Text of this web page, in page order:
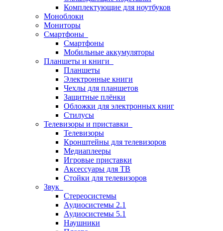
Комплектующие для ноутбуков
Моноблоки
Мониторы
Смартфоны
Смартфоны
Мобильные аккумуляторы
Планшеты и книги
Планшеты
Электронные книги
Чехлы для планшетов
Защитные плёнки
Обложки для электронных книг
Стилусы
Телевизоры и приставки
Телевизоры
Кронштейны для телевизоров
Медиаплееры
Игровые приставки
Аксессуары для ТВ
Стойки для телевизоров
Звук
Стереосистемы
Аудиосистемы 2.1
Аудиосистемы 5.1
Наушники